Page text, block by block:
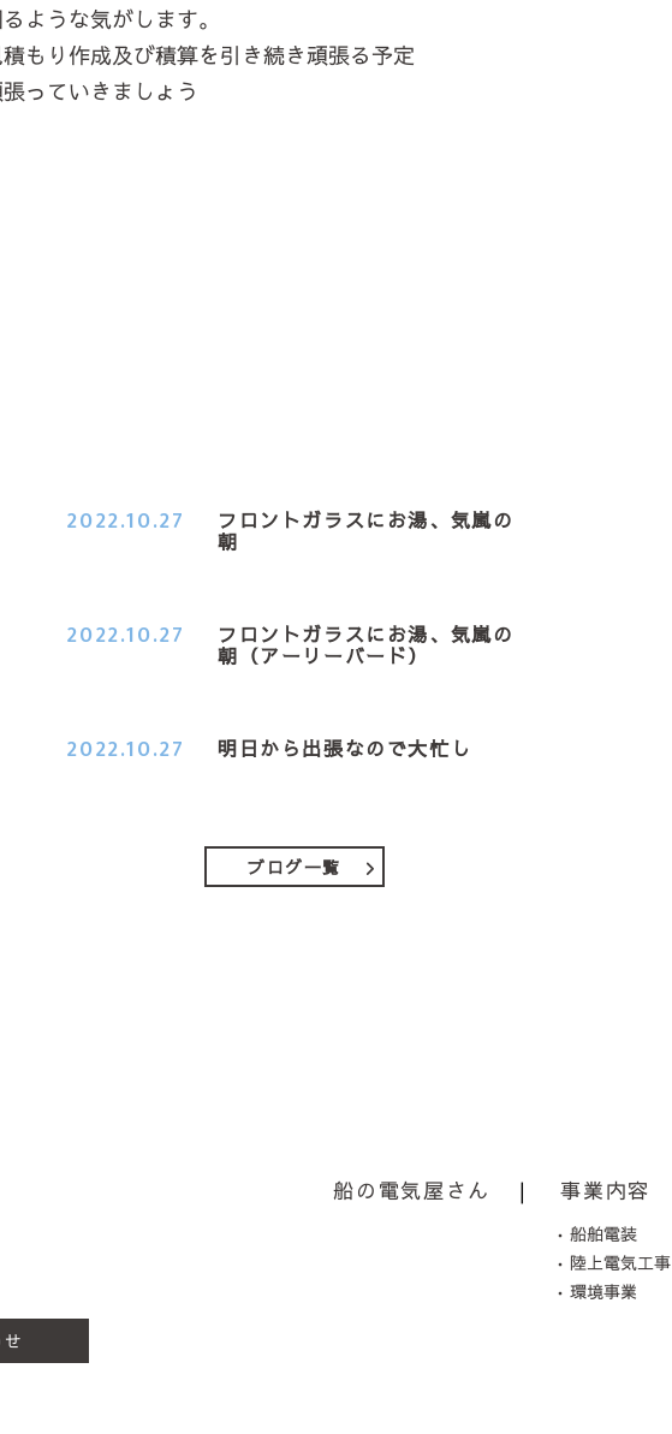
ような気がします。
もり作成及び積算を引き続き頑張る予定
っていきましょう
フロントガラスにお湯、気嵐の
朝
2022.10.27
フロントガラスにお湯、気嵐の
朝（アーリーバード）
2022.10.27
明日から出張なので大忙し
2022.10.27
ブログ一覧
船の電気屋さん | 事業内容
•船舶電装
•陸上電気工事
•環境事業